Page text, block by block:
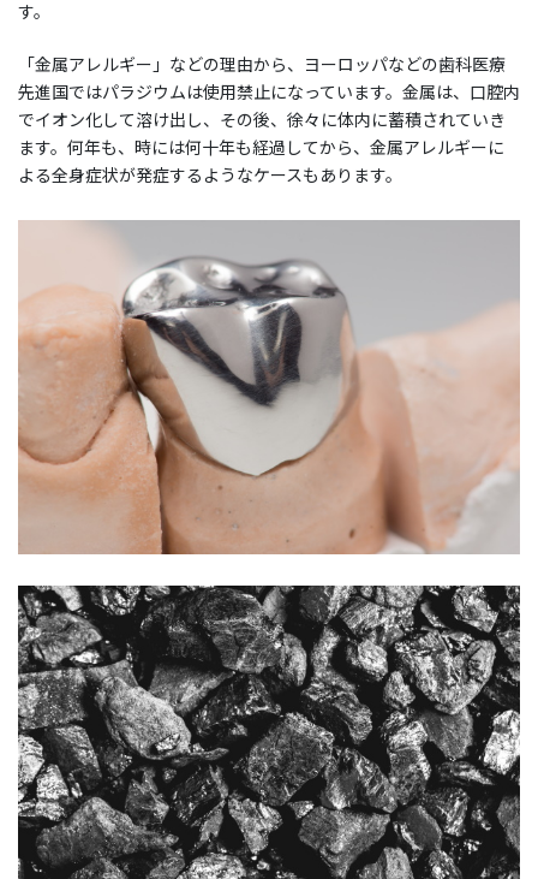
す。
「金属アレルギー」などの理由から、ヨーロッパなどの歯科医療
先進国ではパラジウムは使用禁止になっています。金属は、口腔内
でイオン化して溶け出し、その後、徐々に体内に蓄積されていき
ます。何年も、時には何十年も経過してから、金属アレルギーに
よる全身症状が発症するようなケースもあります。